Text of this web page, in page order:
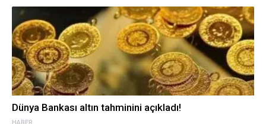
Dünya Bankası altın tahminini açıkladı!